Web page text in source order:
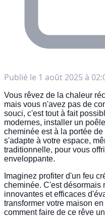
Publié le 1 août 2025 à
Vous rêvez de la chaleur
mais vous n'avez pas de
souci, c'est tout à fait
modernes, installer un
cheminée est à la portée
s'adapte à votre espace,
traditionnelle, pour vous
enveloppante.
Imaginez profiter d'un feu
cheminée. C'est désormais
innovantes et efficaces
transformer votre maison
comment faire de ce rêve